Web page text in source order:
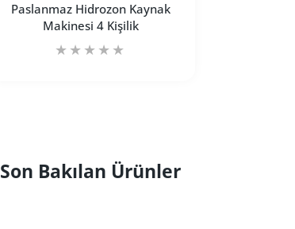
Paslanmaz Hidrozon Kaynak
Makinesi 4 Kişilik
Paslanmaz Hidrozon Kaynak
Paslanmaz Hidrozon Kaynak Makinesi 4
Son Bakılan Ürünler